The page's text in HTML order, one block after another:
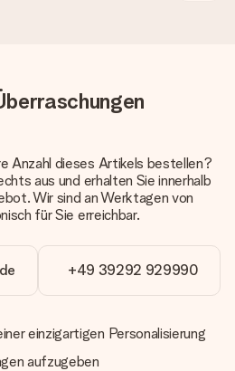
verschiedenen Lieferoptionen
bestellt wird, wird als Paket oder
du wissen, ob es als Paket
an: Vorauskasse
Sofortüberweisung, Paypal,
über Klarna. Bei einer
sich die Lieferzeit des
Anzahl dieses Artikels bestellen?
aus und erhalten Sie innerhalb
Wir sind an Werktagen von
für Sie erreichbar.
+49 39292 929990
einzigartigen Personalisierung
aufzugeben